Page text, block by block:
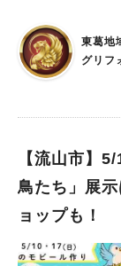
も多いはず…！。
帰ってきます なんかし感謝祭チラシ 今回はさらにパワーアップ
して、いつもの
票でグランプリが決まります！ さ
てら」でも、 「
の新しい一面に出会えるかも。 開催
会サンロード通り 情報元：なんかし感謝祭２０２６特設ページ -
東葛地
グリフ
【流山市】
鳥たち」展
ョップも！